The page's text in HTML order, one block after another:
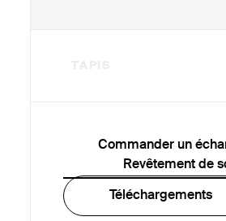
Commander un
Revêtement de
Téléchargements